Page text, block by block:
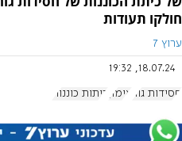
חולקו תעודות
ערוץ 7
18.07.24, 19:32
חסידות גור אימון כיתות כוננות